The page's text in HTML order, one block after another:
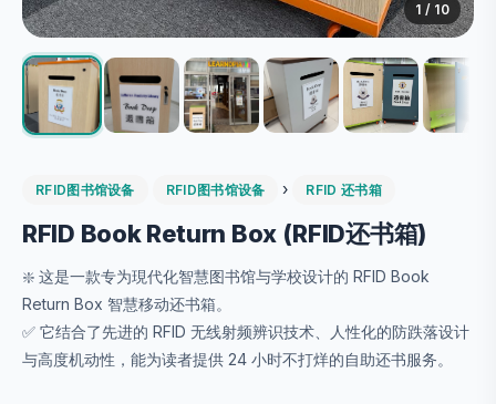
1 / 10
RFID图书馆设备 RFID图书馆设备 › RFID 还书箱
RFID Book Return Box (RFID还书箱)
❇️ 这是一款专为現代化智慧图书馆与学校设计的 RFID Book
Return Box 智慧移动还书箱。
✅ 它结合了先进的 RFID 无线射频辨识技术、人性化的防跌落设计
与高度机动性，能为读者提供 24 小时不打烊的自助还书服务。